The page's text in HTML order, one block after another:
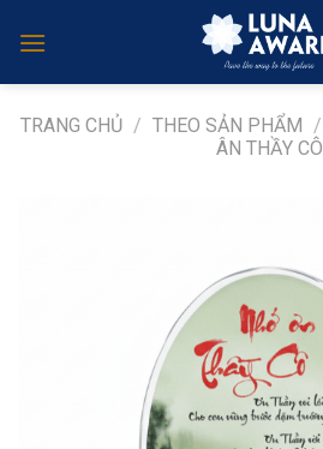
TRANG CHỦ / THEO SẢN PHẨM /
ÂN THẦY CÔ